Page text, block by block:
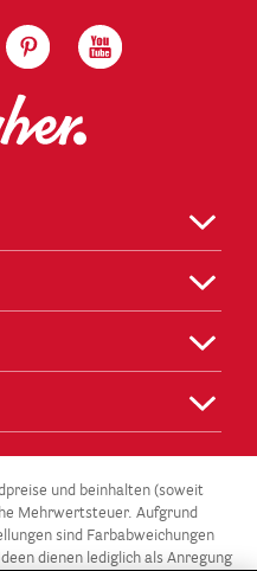
und beinhalten (soweit
Mehrwertsteuer. Aufgrund
sind Farbabweichungen
dienen lediglich als Anregung